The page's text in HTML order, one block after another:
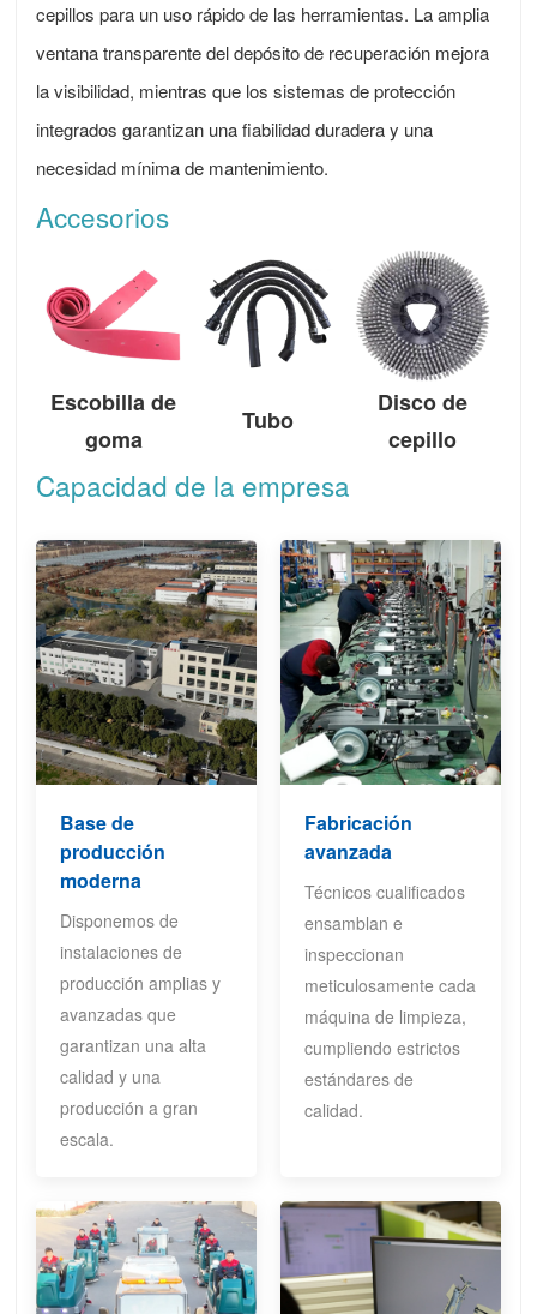
cepillos para un uso rápido de las herramientas. La amplia
ventana transparente del depósito de recuperación mejora
la visibilidad, mientras que los sistemas de protección
integrados garantizan una fiabilidad duradera y una
necesidad mínima de mantenimiento.
Accesorios
Escobilla de
goma
Tubo
Disco de
cepillo
Capacidad de la empresa
Base de
producción
moderna
Disponemos de
instalaciones de
producción amplias y
avanzadas que
garantizan una alta
calidad y una
producción a gran
escala.
Fabricación
avanzada
Técnicos cualificados
ensamblan e
inspeccionan
meticulosamente cada
máquina de limpieza,
cumpliendo estrictos
estándares de
calidad.